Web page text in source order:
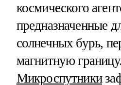
космического
предназначенные
солнечных бурь,
магнитную границу.
Микроспутники